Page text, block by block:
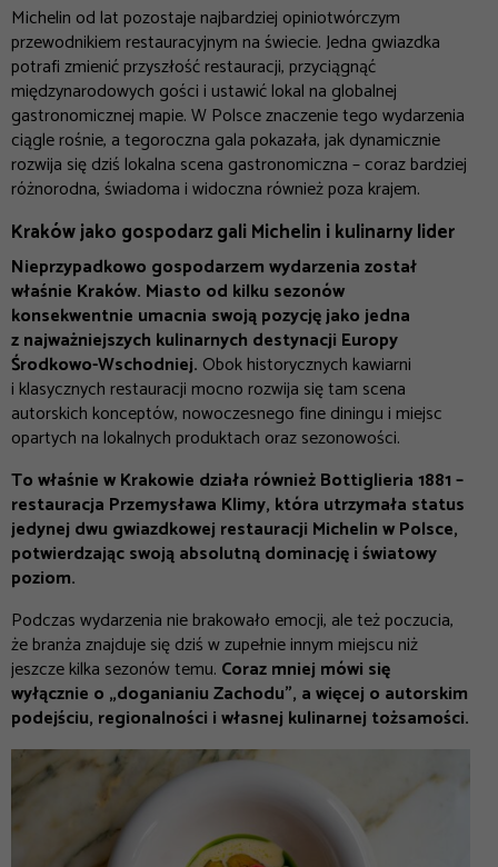
Michelin od lat pozostaje najbardziej opiniotwórczym
przewodnikiem restauracyjnym na świecie. Jedna gwiazdka
potrafi zmienić przyszłość restauracji, przyciągnąć
międzynarodowych gości i ustawić lokal na globalnej
gastronomicznej mapie. W Polsce znaczenie tego wydarzenia
ciągle rośnie, a tegoroczna gala pokazała, jak dynamicznie
rozwija się dziś lokalna scena gastronomiczna – coraz bardziej
różnorodna, świadoma i widoczna również poza krajem.
Kraków jako gospodarz gali Michelin i kulinarny lider
Nieprzypadkowo gospodarzem wydarzenia został
właśnie Kraków. Miasto od kilku sezonów
konsekwentnie umacnia swoją pozycję jako jedna
z najważniejszych kulinarnych destynacji Europy
Środkowo-Wschodniej. Obok historycznych kawiarni
i klasycznych restauracji mocno rozwija się tam scena
autorskich konceptów, nowoczesnego fine diningu i miejsc
opartych na lokalnych produktach oraz sezonowości.
To właśnie w Krakowie działa również Bottiglieria 1881 –
restauracja Przemysława Klimy, która utrzymała status
jedynej dwu gwiazdkowej restauracji Michelin w Polsce,
potwierdzając swoją absolutną dominację i światowy
poziom.
Podczas wydarzenia nie brakowało emocji, ale też poczucia,
że branża znajduje się dziś w zupełnie innym miejscu niż
jeszcze kilka sezonów temu. Coraz mniej mówi się
wyłącznie o „doganianiu Zachodu”, a więcej o autorskim
podejściu, regionalności i własnej kulinarnej tożsamości.